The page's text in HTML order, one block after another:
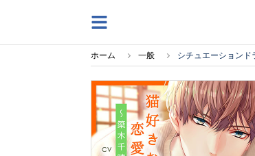
ホーム 一般 シチュエーション